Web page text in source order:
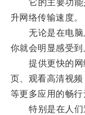
它的主要功能
升网络传输速度。
无论是在电脑上
你就会明显感受到
提供更快的网
页、观看高清视
等更多应用的畅行
特别是在人们